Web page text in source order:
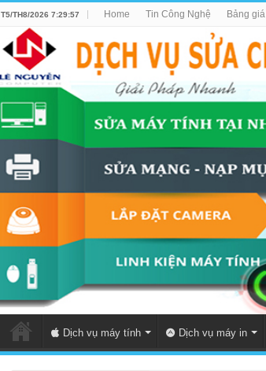
T5/TH8/2026 7:29:57 Home Tin Công Nghệ Bảng
Dịch vụ máy tính Dịch vụ máy in